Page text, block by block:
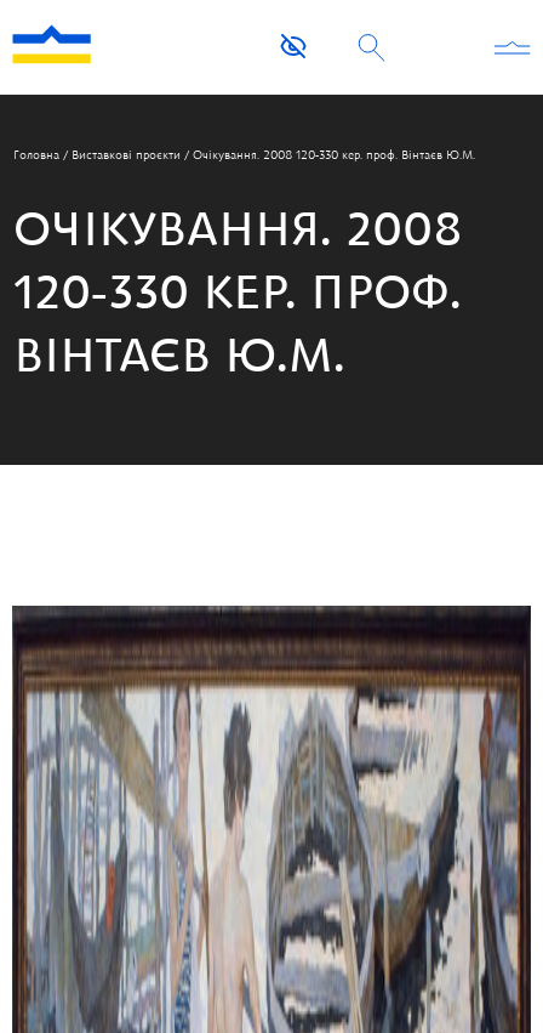
Головна / Виставкові проєкти / Очікування. 2008 120-330 кер. проф. Вінтаєв Ю.М.
ОЧІКУВАННЯ. 2008
120-330 КЕР. ПРОФ.
ВІНТАЄВ Ю.М.